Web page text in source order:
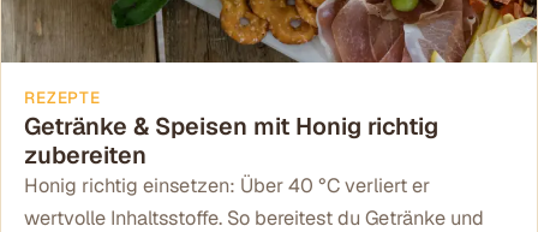
REZEPTE
Getränke & Speisen mit Honig richtig
zubereiten
Honig richtig einsetzen: Über 40 °C verliert er
wertvolle Inhaltsstoffe. So bereitest du Getränke und